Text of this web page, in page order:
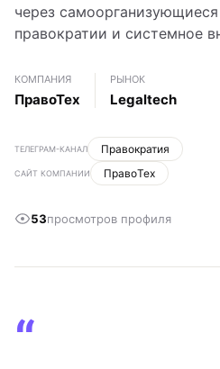
через
правократии и системное
КОМПАНИЯ
ПравоТех
РЫНОК
Legaltech
ТЕЛЕГРАМ-КАНАЛ Правократия
САЙТ КОМПАНИИ ПравоТех
53просмотров профиля